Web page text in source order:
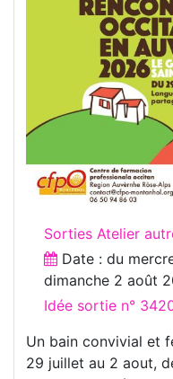
Sorties Atelier
Date : du
dimanche 2 août
Idée sortie n°
Un bain convivial et
29 juillet au 2 aout,